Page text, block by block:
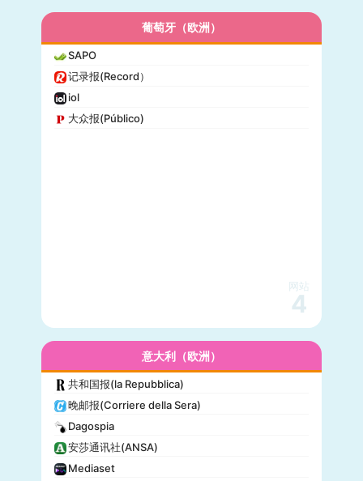
葡萄牙（欧洲）
SAPO
记录报(Record）
iol
大众报(Público)
网站
4
意大利（欧洲）
共和国报(la Repubblica)
晚邮报(Corriere della Sera)
Dagospia
安莎通讯社(ANSA)
Mediaset